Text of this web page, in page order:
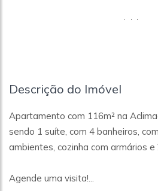
Descrição do Imóvel
Apartamento com 116m² na
sendo 1 suíte, com 4 banheiros,
ambientes, cozinha com armários
Agende uma visita!...